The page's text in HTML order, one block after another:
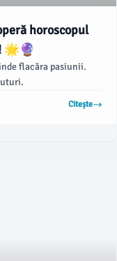
horoscopul
🌟🔮
flacăra pasiunii.
Citește